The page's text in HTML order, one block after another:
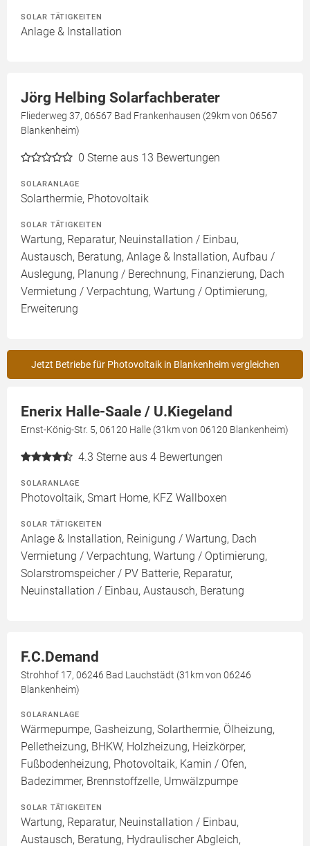
SOLAR TÄTIGKEITEN
Anlage & Installation
Jörg Helbing Solarfachberater
Fliederweg 37, 06567 Bad Frankenhausen (29km von 06567
Blankenheim)
0 Sterne aus 13 Bewertungen
SOLARANLAGE
Solarthermie, Photovoltaik
SOLAR TÄTIGKEITEN
Wartung, Reparatur, Neuinstallation / Einbau,
Austausch, Beratung, Anlage & Installation, Aufbau /
Auslegung, Planung / Berechnung, Finanzierung, Dach
Vermietung / Verpachtung, Wartung / Optimierung,
Erweiterung
Jetzt Betriebe für Photovoltaik in Blankenheim vergleichen
Enerix Halle-Saale / U.Kiegeland
Ernst-König-Str. 5, 06120 Halle (31km von 06120 Blankenheim)
4.3 Sterne aus 4 Bewertungen
SOLARANLAGE
Photovoltaik, Smart Home, KFZ Wallboxen
SOLAR TÄTIGKEITEN
Anlage & Installation, Reinigung / Wartung, Dach
Vermietung / Verpachtung, Wartung / Optimierung,
Solarstromspeicher / PV Batterie, Reparatur,
Neuinstallation / Einbau, Austausch, Beratung
F.C.Demand
Strohhof 17, 06246 Bad Lauchstädt (31km von 06246
Blankenheim)
SOLARANLAGE
Wärmepumpe, Gasheizung, Solarthermie, Ölheizung,
Pelletheizung, BHKW, Holzheizung, Heizkörper,
Fußbodenheizung, Photovoltaik, Kamin / Ofen,
Badezimmer, Brennstoffzelle, Umwälzpumpe
SOLAR TÄTIGKEITEN
Wartung, Reparatur, Neuinstallation / Einbau,
Austausch, Beratung, Hydraulischer Abgleich,